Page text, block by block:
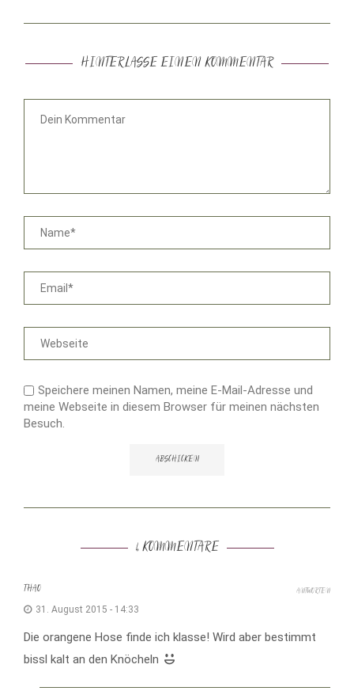
HINTERLASSE EINEN KOMMENTAR
Speichere meinen Namen, meine E-Mail-Adresse und
meine Webseite in diesem Browser für meinen nächsten
Besuch.
4 KOMMENTARE
THAO
31. August 2015 - 14:33
Die orangene Hose finde ich klasse! Wird aber bestimmt
bissl kalt an den Knöcheln
ANTWORTEN